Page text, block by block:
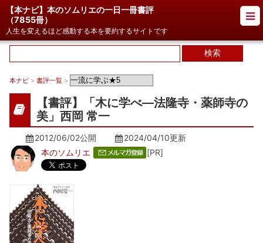
【本ナビ】本のソムリエの一日一冊書評
（7855冊）
人生を変えるほど感動する本を要約するサイトです
本ナビ > 書評一覧 >
【書評】「木に学べ―法隆寺・薬師寺の
美」西岡 常一
2012/06/02公開 2024/04/10更新
本のソムリエ
[PR]